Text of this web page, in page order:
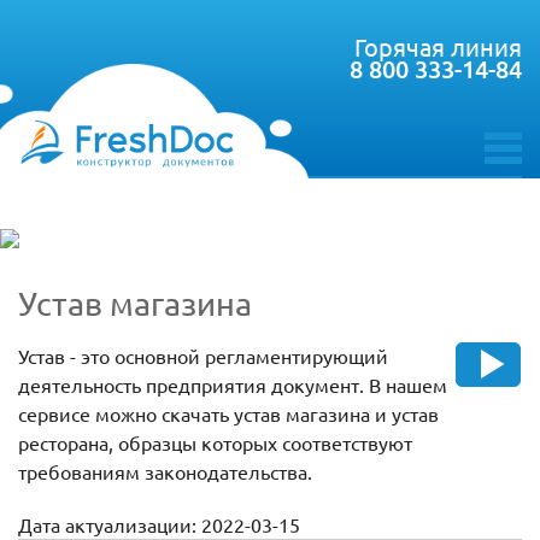
toggle
Горячая линия
8 800 333-14-84
Устав магазина
Устав - это основной регламентирующий
деятельность предприятия документ. В нашем
сервисе можно скачать устав магазина и устав
ресторана, образцы которых соответствуют
требованиям законодательства.
Дата актуализации: 2022-03-15